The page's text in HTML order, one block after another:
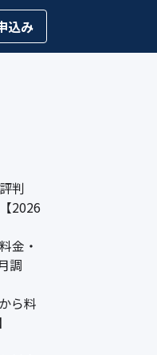
込み
判
2026
金・
調
ら料